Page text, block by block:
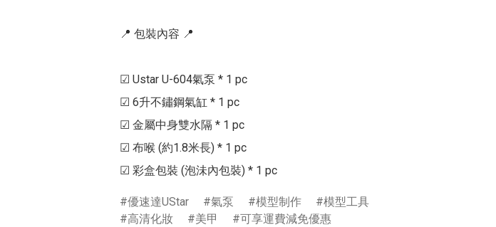
📍 包裝內容 📍
☑ Ustar U-604氣泵 * 1 pc
☑ 6升不鏽鋼氣缸 * 1 pc
☑ 金屬中身雙水隔 * 1 pc
☑ 布喉 (約1.8米長) * 1 pc
優速達UStar 氣泵 模型制作
模型工具
高清化妝
美甲 可享運費減免優惠